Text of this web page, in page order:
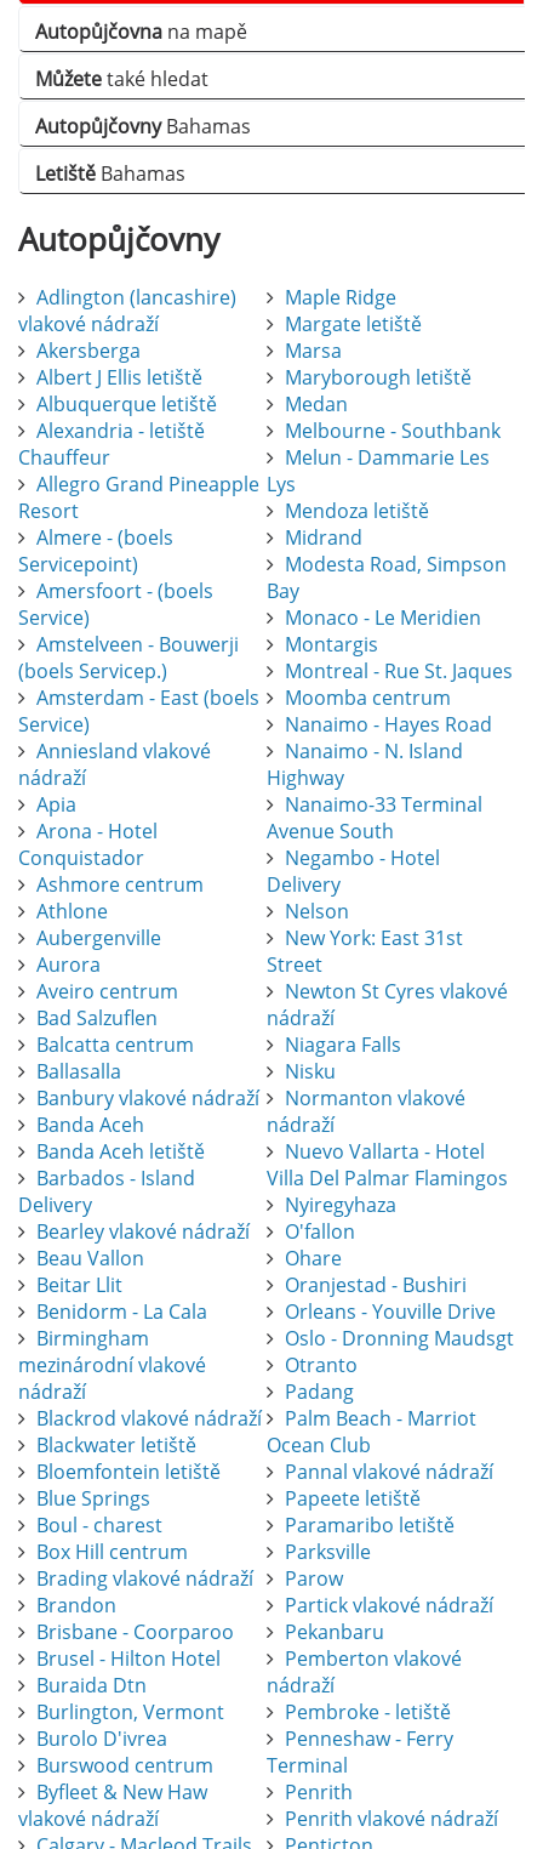
Autopůjčovna na mapě
Můžetetaké hledat
AutopůjčovnyBahamas
Letiště Bahamas
Autopůjčovny
Adlington (lancashire)
vlakové nádraží
Akersberga
Albert J Ellis letiště
Albuquerque letiště
Alexandria - letiště
Chauffeur
Allegro Grand Pineapple
Resort
Almere - (boels
Servicepoint)
Amersfoort - (boels
Service)
Amstelveen - Bouwerji
(boels Servicep.)
Amsterdam - East (boels
Service)
Anniesland vlakové
nádraží
Apia
Arona - Hotel
Conquistador
Ashmore centrum
Athlone
Aubergenville
Aurora
Aveiro centrum
Bad Salzuflen
Balcatta centrum
Ballasalla
Banbury vlakové nádraží
Banda Aceh
Banda Aceh letiště
Barbados - Island
Delivery
Bearley vlakové nádraží
Beau Vallon
Beitar Llit
Benidorm - La Cala
Birmingham
mezinárodní vlakové
nádraží
Blackrod vlakové nádraží
Blackwater letiště
Bloemfontein letiště
Blue Springs
Boul - charest
Box Hill centrum
Brading vlakové nádraží
Brandon
Brisbane - Coorparoo
Brusel - Hilton Hotel
Buraida Dtn
Burlington, Vermont
Burolo D'ivrea
Burswood centrum
Byfleet & New Haw
vlakové nádraží
Maple Ridge
Margate letiště
Marsa
Maryborough letiště
Medan
Melbourne - Southbank
Melun - Dammarie Les
Lys
Mendoza letiště
Midrand
Modesta Road, Simpson
Bay
Monaco - Le Meridien
Montargis
Montreal - Rue St. Jaques
Moomba centrum
Nanaimo - Hayes Road
Nanaimo - N. Island
Highway
Nanaimo-33 Terminal
Avenue South
Negambo - Hotel
Delivery
Nelson
New York: East 31st
Street
Newton St Cyres vlakové
nádraží
Niagara Falls
Nisku
Normanton vlakové
nádraží
Nuevo Vallarta - Hotel
Villa Del Palmar Flamingos
Nyiregyhaza
O'fallon
Ohare
Oranjestad - Bushiri
Orleans - Youville Drive
Oslo - Dronning Maudsgt
Otranto
Padang
Palm Beach - Marriot
Ocean Club
Pannal vlakové nádraží
Papeete letiště
Paramaribo letiště
Parksville
Parow
Partick vlakové nádraží
Pekanbaru
Pemberton vlakové
nádraží
Pembroke - letiště
Penneshaw - Ferry
Terminal
Penrith
Penrith vlakové nádraží